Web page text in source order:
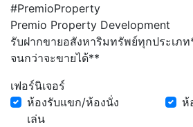
#PremioProperty
Premio Property Development
รับฝากขายอสังหาริมทรัพย์ทุกประเภ
จนกว่าจะขายได้**
เฟอร์นิเจอร์
ห้องรับแขก/ห้องนั่ง
เล่น
ห้